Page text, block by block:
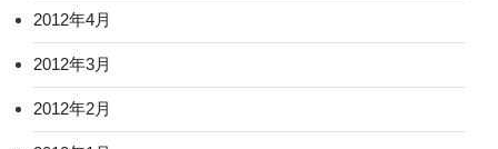
2012年4月
2012年3月
2012年2月